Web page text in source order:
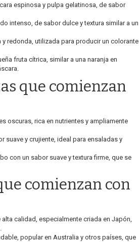
espinosa y pulpa gelatinosa, de sabor
intenso, de sabor dulce y textura similar a un
redonda, utilizada para producir un colorante
fruta cítrica, similar a una naranja en
que comienzan
oscuras, rica en nutrientes y ampliamente
suave y crujiente, ideal para ensaladas y
con un sabor suave y textura firme, que se
comienzan con
calidad, especialmente criada en Japón,
popular en Australia y otros países, que